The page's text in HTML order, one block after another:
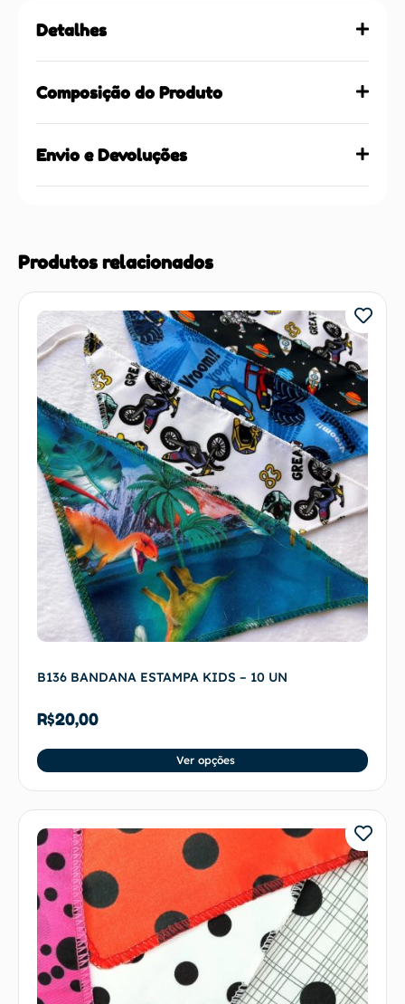
Detalhes
Composição do Produto
Envio e Devoluções
Produtos relacionados
B136 BANDANA ESTAMPA KIDS – 10 UN
R$20,00
Ver opções